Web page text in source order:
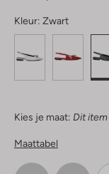
Kleur: Zwart
Kies je maat: Dit
Maattabel